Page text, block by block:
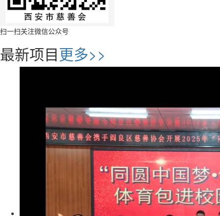
扫一扫关注微信公众号
最新项目更多>>